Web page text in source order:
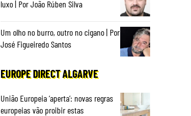
luxo | Por João Rúben Silva
Um olho no burro, outro no cigano | Por
José Figueiredo Santos
EUROPE DIRECT ALGARVE
União Europeia ‘aperta’: novas regras
europeias vão proibir estas